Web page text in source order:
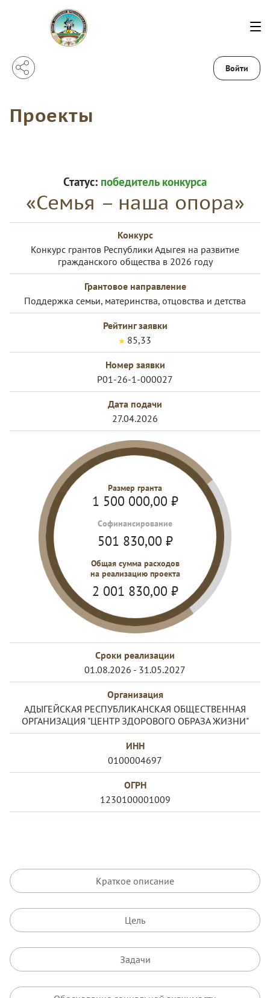
Войти
Проекты
Статус: победитель конкурса
«Семья – наша опора»
Конкурс
Конкурс грантов Республики Адыгея на развитие
гражданского общества в 2026 году
Грантовое направление
Поддержка семьи, материнства, отцовства и детства
Рейтинг заявки
85,33
Номер заявки
Р01-26-1-000027
Дата подачи
27.04.2026
Размер гранта
1 500 000,00 ₽
Cофинансирование
501 830,00 ₽
Общая сумма расходов
на реализацию проекта
2 001 830,00 ₽
Сроки реализации
01.08.2026 - 31.05.2027
Организация
АДЫГЕЙСКАЯ РЕСПУБЛИКАНСКАЯ ОБЩЕСТВЕННАЯ
ОРГАНИЗАЦИЯ "ЦЕНТР ЗДОРОВОГО ОБРАЗА ЖИЗНИ"
ИНН
0100004697
ОГРН
1230100001009
Краткое описание
Цель
Задачи